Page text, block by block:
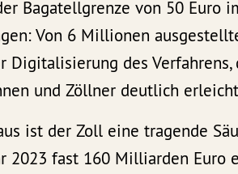
Bagatellgrenze von 50 Euro
Von 6 Millionen
Digitalisierung des
und Zöllner deutlich
ist der Zoll eine tragende
2023 fast 160 Milliarden Euro